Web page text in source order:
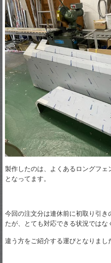
製作したのは、よくあるロングフ
となってます。
今回の注文分は連休前に初取り引
たが、とても対応できる状況ではな
違う方をご紹介する運びとなりまし